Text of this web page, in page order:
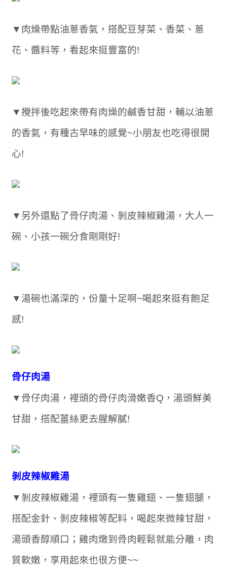
▼肉燥帶點油蔥香氣，搭配豆芽菜、香菜、蔥
花、醬料等，看起來挺豐富的!
▼攪拌後吃起來帶有肉燥的鹹香甘甜，輔以油蔥
的香氣，有種古早味的感覺~小朋友也吃得很開
心!
▼另外還點了骨仔肉湯、剝皮辣椒雞湯，大人一
碗、小孩一碗分食剛剛好!
▼湯碗也滿深的，份量十足啊~喝起來挺有飽足
感!
骨仔肉湯
▼骨仔肉湯，裡頭的骨仔肉滑嫩香Q，湯頭鮮美
甘甜，搭配薑絲更去腥解膩!
剝皮辣椒雞湯
▼剝皮辣椒雞湯，裡頭有一隻雞翅、一隻翅腿，
搭配金針、剝皮辣椒等配料，喝起來微辣甘甜，
湯頭香醇順口；雞肉燉到骨肉輕鬆就能分離，肉
質軟嫩，享用起來也很方便~~